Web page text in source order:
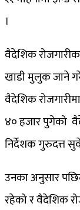
।
वैदेशिक
खाडी मुलुक जाने
वैदेशिक
४० हजार पुगेको
निर्देशक गुरुदत्त
उनका अनुसार
रहेको र वैदेशिक